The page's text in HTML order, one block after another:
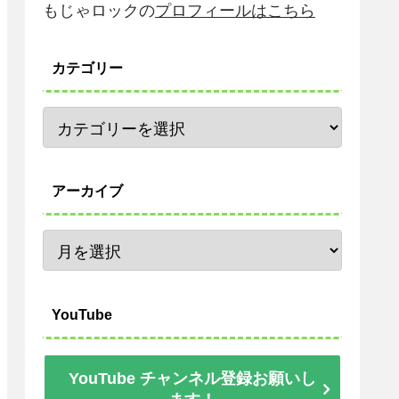
もじゃロックのプロフィールはこちら
カテゴリー
アーカイブ
YouTube
YouTube チャンネル登録お願いし